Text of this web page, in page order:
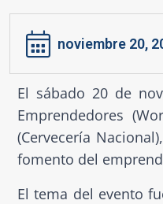
noviembre 20,
El sábado 20 de
Emprendedores
(Cervecería
fomento del
El tema del evento